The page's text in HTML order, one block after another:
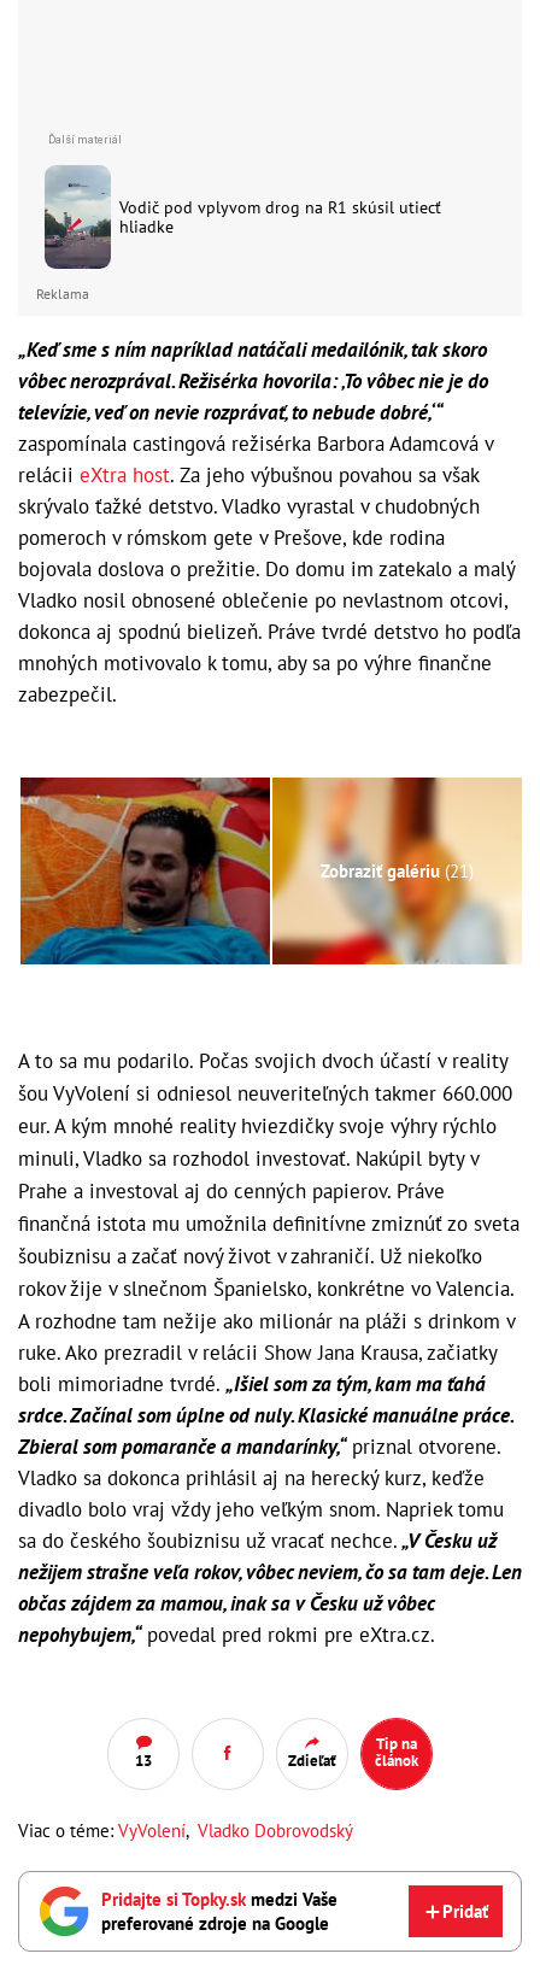
Vodič pod vplyvom drog na R1 skúsil utiecť
hliadke
Reklama
„Keď sme s ním napríklad natáčali medailónik, tak skoro
vôbec nerozprával. Režisérka hovorila: ‚To vôbec nie je do
televízie, veď on nevie rozprávať, to nebude dobré,‘“
zaspomínala castingová režisérka Barbora Adamcová v
relácii eXtra host. Za jeho výbušnou povahou sa však
skrývalo ťažké detstvo. Vladko vyrastal v chudobných
pomeroch v rómskom gete v Prešove, kde rodina
bojovala doslova o prežitie. Do domu im zatekalo a malý
Vladko nosil obnosené oblečenie po nevlastnom otcovi,
dokonca aj spodnú bielizeň. Práve tvrdé detstvo ho podľa
mnohých motivovalo k tomu, aby sa po výhre finančne
zabezpečil.
Zobraziť galériu (21)
A to sa mu podarilo. Počas svojich dvoch účastí v reality
šou VyVolení si odniesol neuveriteľných takmer 660.000
eur. A kým mnohé reality hviezdičky svoje výhry rýchlo
minuli, Vladko sa rozhodol investovať. Nakúpil byty v
Prahe a investoval aj do cenných papierov. Práve
finančná istota mu umožnila definitívne zmiznúť zo sveta
šoubiznisu a začať nový život v zahraničí. Už niekoľko
rokov žije v slnečnom Španielsko, konkrétne vo Valencia.
A rozhodne tam nežije ako milionár na pláži s drinkom v
ruke. Ako prezradil v relácii Show Jana Krausa, začiatky
boli mimoriadne tvrdé. „Išiel som za tým, kam ma ťahá
srdce. Začínal som úplne od nuly. Klasické manuálne práce.
Zbieral som pomaranče a mandarínky,“priznal otvorene.
Vladko sa dokonca prihlásil aj na herecký kurz, keďže
divadlo bolo vraj vždy jeho veľkým snom. Napriek tomu
sa do českého šoubiznisu už vracať nechce.„V Česku už
nežijem strašne veľa rokov, vôbec neviem, čo sa tam deje. Len
občas zájdem za mamou, inak sa v Česku už vôbec
nepohybujem,“povedal pred rokmi pre eXtra.cz.
13 Zdieľať
Tip na
článok
Viac o téme: VyVolení, Vladko Dobrovodský
Pridajte si Topky.sk medzi Vaše
preferované zdroje na Google
Pridať